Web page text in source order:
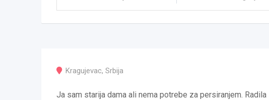
Kragujevac, Srbija
Ja sam starija dama ali nema potrebe za persiranjem.